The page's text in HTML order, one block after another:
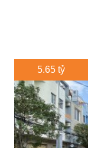
5.65 tỷ